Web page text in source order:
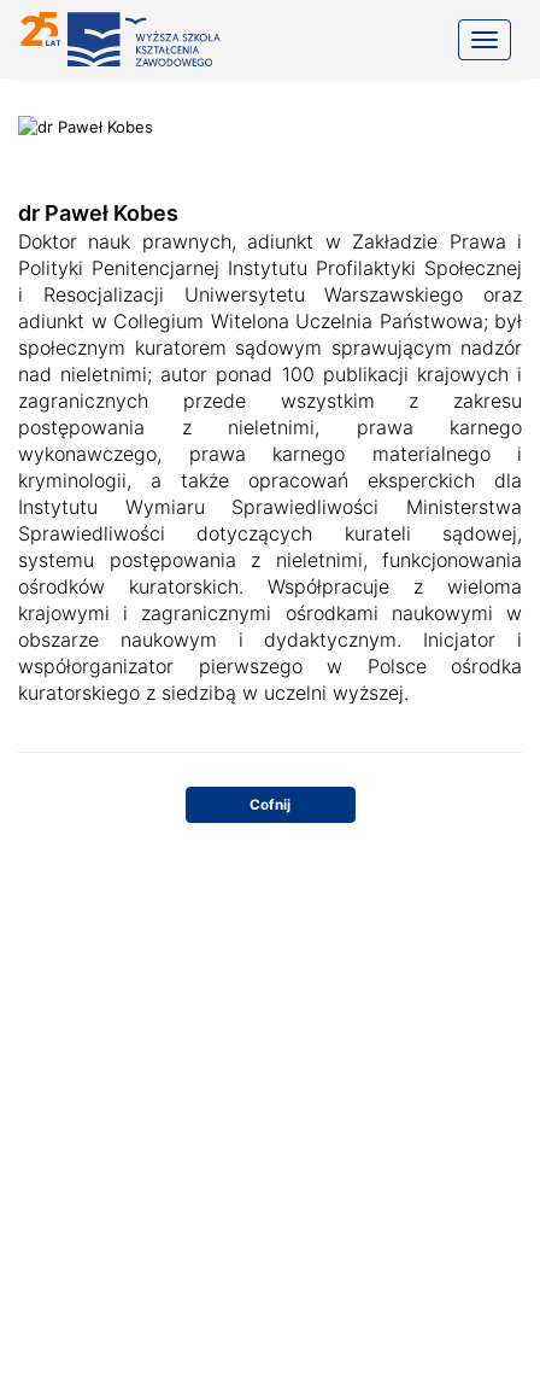
dr Paweł Kobes
Doktor nauk prawnych, adiunkt w Zakładzie Prawa i
Polityki Penitencjarnej Instytutu Profilaktyki Społecznej
i Resocjalizacji Uniwersytetu Warszawskiego oraz
adiunkt w Collegium Witelona Uczelnia Państwowa; był
społecznym kuratorem sądowym sprawującym nadzór
nad nieletnimi; autor ponad 100 publikacji krajowych i
zagranicznych przede wszystkim z zakresu
postępowania z nieletnimi, prawa karnego
wykonawczego, prawa karnego materialnego i
kryminologii, a także opracowań eksperckich dla
Instytutu Wymiaru Sprawiedliwości Ministerstwa
Sprawiedliwości dotyczących kurateli sądowej,
systemu postępowania z nieletnimi, funkcjonowania
ośrodków kuratorskich. Współpracuje z wieloma
krajowymi i zagranicznymi ośrodkami naukowymi w
obszarze naukowym i dydaktycznym. Inicjator i
współorganizator pierwszego w Polsce ośrodka
kuratorskiego z siedzibą w uczelni wyższej.